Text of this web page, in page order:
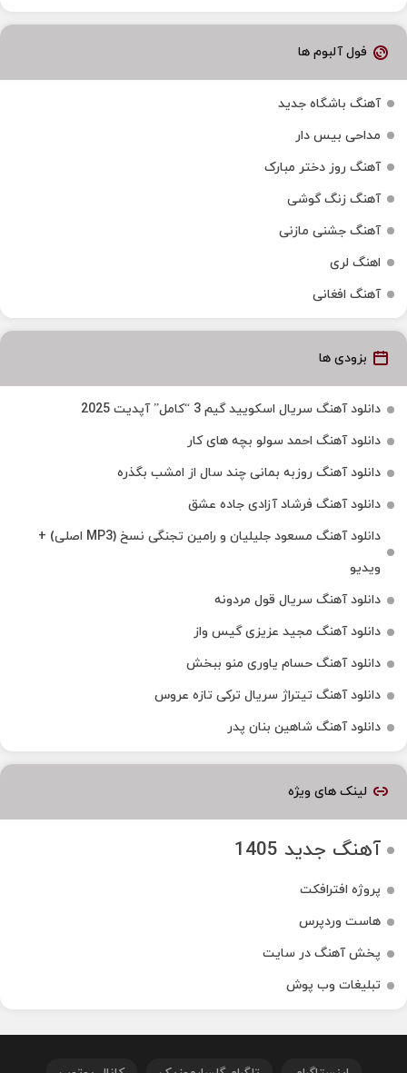
فول آلبوم ها
آهنگ باشگاه جدید
مداحی بیس دار
آهنگ روز دختر مبارک
آهنگ زنگ گوشی
آهنگ جشنی مازنی
اهنگ لری
آهنگ افغانی
بزودی ها
دانلود آهنگ سریال اسکویید گیم 3 “کامل” آپدیت 2025
دانلود آهنگ احمد سولو بچه های کار
دانلود آهنگ روزبه بمانی چند سال از امشب بگذره
دانلود آهنگ فرشاد آزادی جاده عشق
دانلود آهنگ مسعود جلیلیان و رامین تجنگی نسخ (MP3 اصلی) +
ویدیو
دانلود آهنگ سریال قول مردونه
دانلود آهنگ مجید عزیزی گیس واز
دانلود آهنگ حسام یاوری منو ببخش
دانلود آهنگ تیتراژ سریال ترکی تازه عروس
دانلود آهنگ شاهین بنان پدر
لینک های ویژه
آهنگ جدید 1405
پروژه افترافکت
هاست وردپرس
پخش آهنگ در سایت
تبلیغات وب پوش